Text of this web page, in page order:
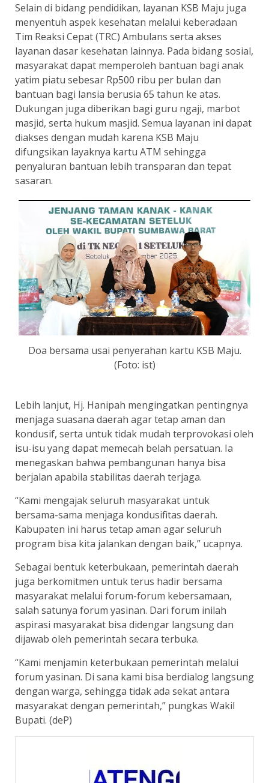
Selain di bidang pendidikan, layanan KSB Maju juga
menyentuh aspek kesehatan melalui keberadaan
Tim Reaksi Cepat (TRC) Ambulans serta akses
layanan dasar kesehatan lainnya. Pada bidang sosial,
masyarakat dapat memperoleh bantuan bagi anak
yatim piatu sebesar Rp500 ribu per bulan dan
bantuan bagi lansia berusia 65 tahun ke atas.
Dukungan juga diberikan bagi guru ngaji, marbot
masjid, serta hukum masjid. Semua layanan ini dapat
diakses dengan mudah karena KSB Maju
difungsikan layaknya kartu ATM sehingga
penyaluran bantuan lebih transparan dan tepat
sasaran.
Doa bersama usai penyerahan kartu KSB Maju.
(Foto: ist)
Lebih lanjut, Hj. Hanipah mengingatkan pentingnya
menjaga suasana daerah agar tetap aman dan
kondusif, serta untuk tidak mudah terprovokasi oleh
isu-isu yang dapat memecah belah persatuan. Ia
menegaskan bahwa pembangunan hanya bisa
berjalan apabila stabilitas daerah terjaga.
“Kami mengajak seluruh masyarakat untuk
bersama-sama menjaga kondusifitas daerah.
Kabupaten ini harus tetap aman agar seluruh
program bisa kita jalankan dengan baik,” ucapnya.
Sebagai bentuk keterbukaan, pemerintah daerah
juga berkomitmen untuk terus hadir bersama
masyarakat melalui forum-forum kebersamaan,
salah satunya forum yasinan. Dari forum inilah
aspirasi masyarakat bisa didengar langsung dan
dijawab oleh pemerintah secara terbuka.
“Kami menjamin keterbukaan pemerintah melalui
forum yasinan. Di sana kami bisa berdialog langsung
dengan warga, sehingga tidak ada sekat antara
masyarakat dengan pemerintah,” pungkas Wakil
Bupati. (deP)